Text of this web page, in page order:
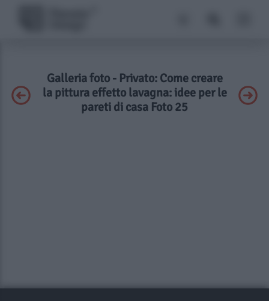
Galleria foto - Privato: Come creare
la pittura effetto lavagna: idee per le
pareti di casa Foto 25